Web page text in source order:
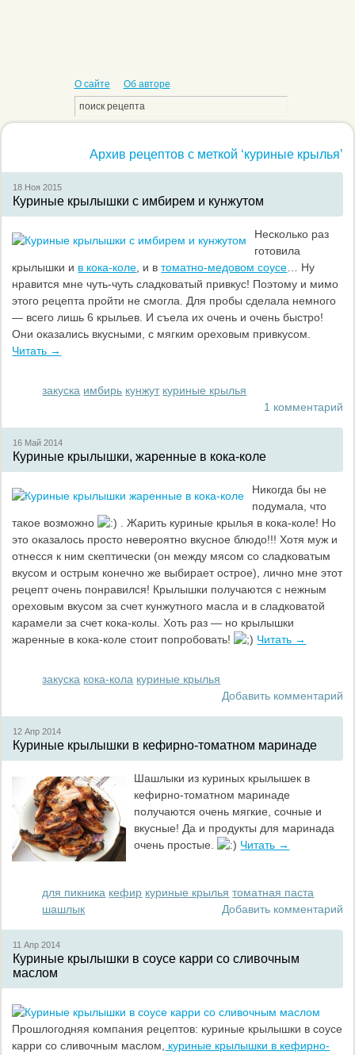
О сайте Об авторе
Архив рецептов с меткой ‘куриные крылья’
18 Ноя2015
Куриные крылышки с имбирем и кунжутом
Несколько раз
готовила
крылышки и в кока-коле , и втоматно-медовом соусе … Ну
нравится мне чуть-чуть сладковатый привкус! Поэтому и мимо
этого рецепта пройти не смогла. Для пробы сделала немного
— всего лишь 6 крыльев. И съела их очень и очень быстро!
Они оказались вкусными, с мягким ореховым привкусом.
Читать →
закуска имбирь кунжут куриные крылья
1 комментарий
16 Май2014
Куриные крылышки, жаренные в кока-коле
Никогда бы не
подумала, что
такое возможно
. Жарить куриные крылья в кока-коле! Но
это оказалось просто невероятно вкусное блюдо!!! Хотя муж и
отнесся к ним скептически (он между мясом со сладковатым
вкусом и острым конечно же выбирает острое), лично мне этот
рецепт очень понравился! Крылышки получаются с нежным
ореховым вкусом за счет кунжутного масла и в сладковатой
карамели за счет кока-колы. Хоть раз — но крылышки
жаренные в кока-коле стоит попробовать!
Читать →
закуска кока-кола куриные крылья
Добавить комментарий
12 Апр2014
Куриные крылышки в кефирно-томатном маринаде
Шашлыки из куриных крылышек в
кефирно-томатном маринаде
получаются очень мягкие, сочные и
вкусные! Да и продукты для маринада
очень простые.
Читать →
для пикника кефир куриные крылья томатная паста
шашлык
Добавить комментарий
11 Апр2014
Куриные крылышки в соусе карри со сливочным
маслом
Прошлогодняя компания рецептов: куриные крылышки в соусе
карри со сливочным маслом,
куриные крылышки в кефирно-